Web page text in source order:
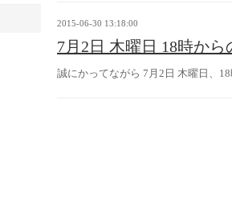
2015-06-30 13:18:00
7月2日 木曜日 18時か
誠にかってながら 7月2日 木曜日、